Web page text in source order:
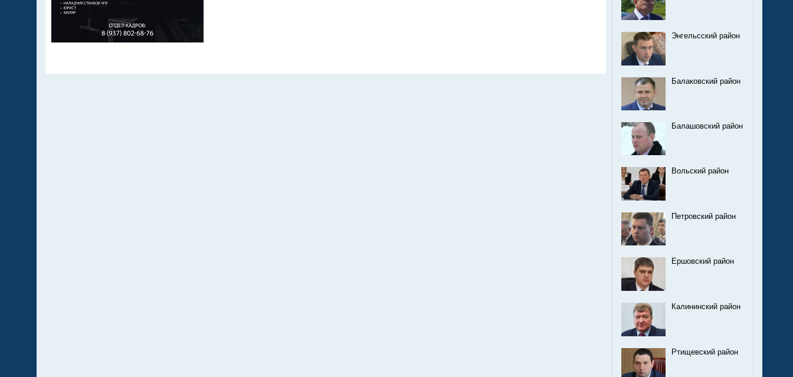
Энгельсский район
Балаковский район
Балашовский район
Вольский район
Петровский район
Ершовский район
Калининский район
Ртищевский район